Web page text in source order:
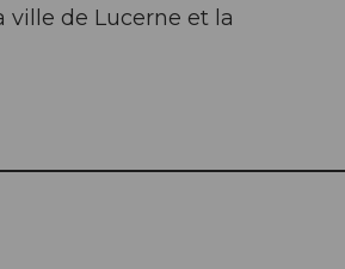
de Lucerne et la